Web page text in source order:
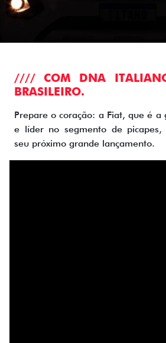
//// COM DNA
BRASILEIRO.
Prepare o coração: a Fiat, que é a
e líder no segmento de
seu próximo grande lançamento.